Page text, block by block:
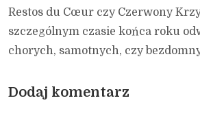
Restos du Cœur czy Czerwony
szczególnym czasie końca roku
chorych, samotnych, czy
Dodaj komentarz